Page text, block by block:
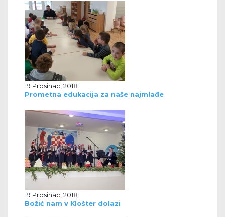
19 Prosinac, 2018
Prometna edukacija za naše najmlađe
19 Prosinac, 2018
Božić nam v Klošter dolazi